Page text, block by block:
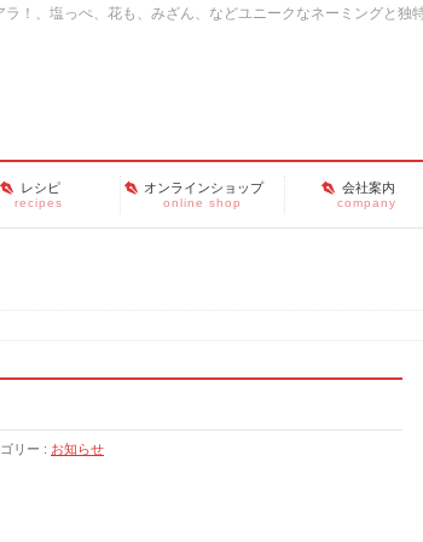
！、塩っぺ、花も、みざん、などユニークなネーミングと独
レシピ
recipes
オンラインショップ
online shop
会社案内
company
リー : お知らせ